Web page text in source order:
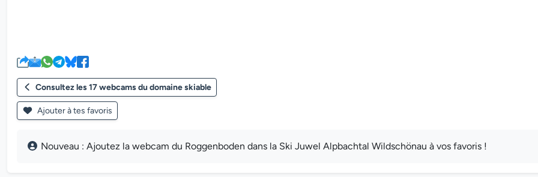
Consultez les 17 webcams du domaine skiable
Ajouter à tes favoris
Nouveau : Ajoutez la webcam du Roggenboden dans la Ski Juwel Alpbachtal Wildschönau à vos favoris !